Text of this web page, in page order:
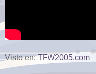
Visto en:TFW2005.com